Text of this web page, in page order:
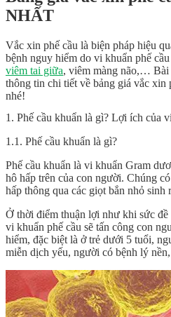
NHẤT
Vắc xin phế cầu là biện pháp hiệu
bệnh nguy hiểm do vi khuẩn phế
viêm tai giữa, viêm màng não,… Bài
thông tin chi tiết về bảng giá vắc xin
nhé!
1. Phế cầu khuẩn là gì? Lợi ích của
1.1. Phế cầu khuẩn là gì?
Phế cầu khuẩn là vi khuẩn Gram
hô hấp trên của con người. Chúng
hấp thông qua các giọt bắn nhỏ sinh
Ở thời điểm thuận lợi như khi sức
vi khuẩn phế cầu sẽ tấn công con
hiểm, đặc biệt là ở trẻ dưới 5 tuổi,
miễn dịch yếu, người có bệnh lý